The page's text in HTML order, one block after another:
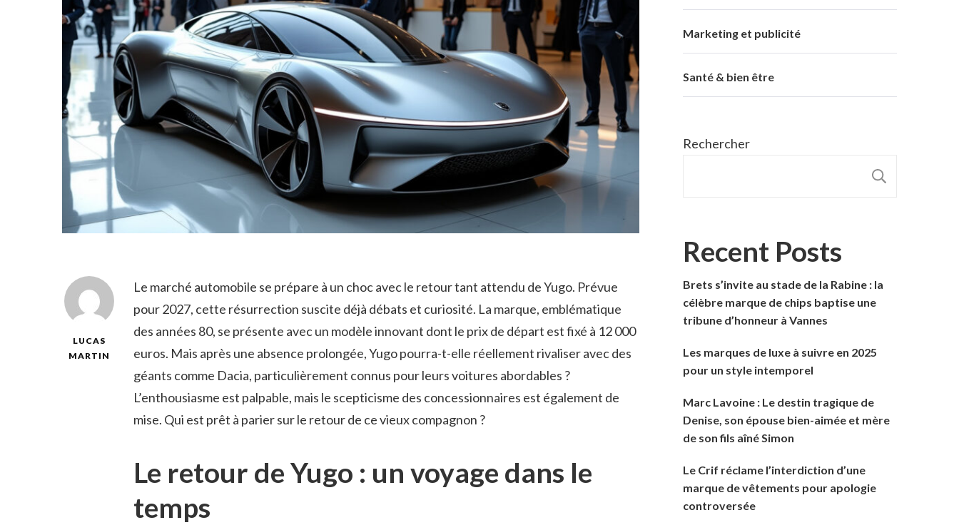
LUCAS
MARTIN
Le marché automobile se prépare à un choc avec le retour tant attendu de Yugo. Prévue
pour 2027, cette résurrection suscite déjà débats et curiosité. La marque, emblématique
des années 80, se présente avec un modèle innovant dont le prix de départ est fixé à 12 000
euros. Mais après une absence prolongée, Yugo pourra-t-elle réellement rivaliser avec des
géants comme Dacia, particulièrement connus pour leurs voitures abordables ?
L’enthousiasme est palpable, mais le scepticisme des concessionnaires est également de
mise. Qui est prêt à parier sur le retour de ce vieux compagnon ?
Le retour de Yugo : un voyage dans le
temps
Marketing et publicité
Santé & bien être
Rechercher
Recent Posts
Brets s’invite au stade de la Rabine : la
célèbre marque de chips baptise une
tribune d’honneur à Vannes
Les marques de luxe à suivre en 2025
pour un style intemporel
Marc Lavoine : Le destin tragique de
Denise, son épouse bien-aimée et mère
de son fils aîné Simon
Le Crif réclame l’interdiction d’une
marque de vêtements pour apologie
controversée